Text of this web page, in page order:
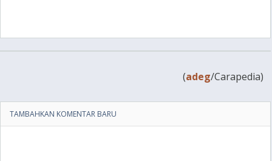
(adeg/Carapedia)
TAMBAHKAN KOMENTAR BARU